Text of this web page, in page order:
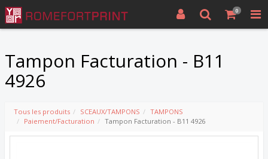
0
Tampon Facturation - B11
4926
Tous les produits SCEAUX/TAMPONS
TAMPONS
Paiement/Facturation
Tampon Facturation - B11 4926